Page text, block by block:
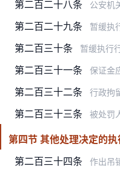
第二百二十八条 公安机关经过审查
第二百二十九条 暂缓执
第二百三十条 暂缓执行行政拘留的担保人在暂缓执行
第二百三十一条 保证金应当由银行代
第二百三十二条 行政拘留处
第二百三十三条 被处罚人对公
第四节 其他处理决定的
第二百三十四条
作出吊销公安机关发放的许可